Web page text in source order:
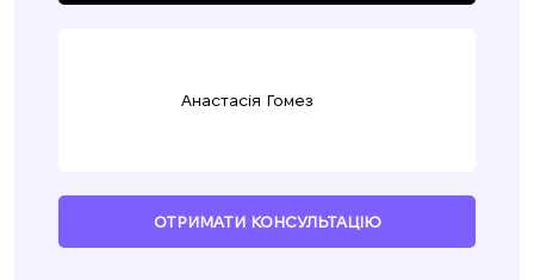
Анастасія Гомез
ОТРИМАТИ КОНСУЛЬТАЦІЮ